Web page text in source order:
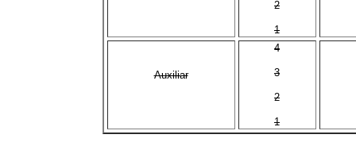
2
1
Auxiliar
4
3
2
1